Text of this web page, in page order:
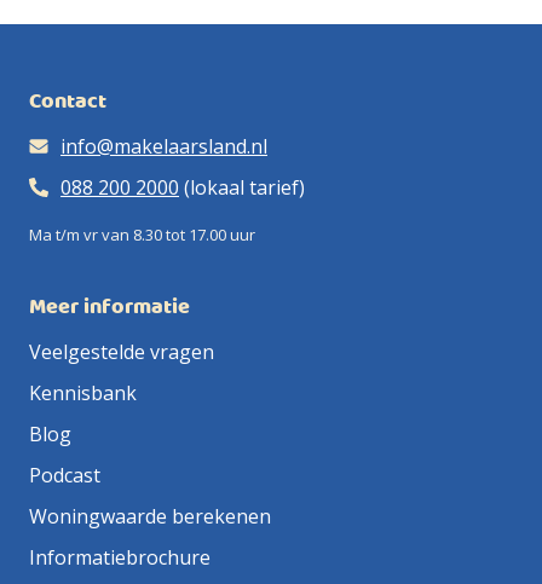
Contact
info@makelaarsland.nl
088 200 2000 (lokaal tarief)
Ma t/m vr van 8.30 tot 17.00 uur
Meer informatie
Veelgestelde vragen
Kennisbank
Blog
Podcast
Woningwaarde berekenen
Informatiebrochure